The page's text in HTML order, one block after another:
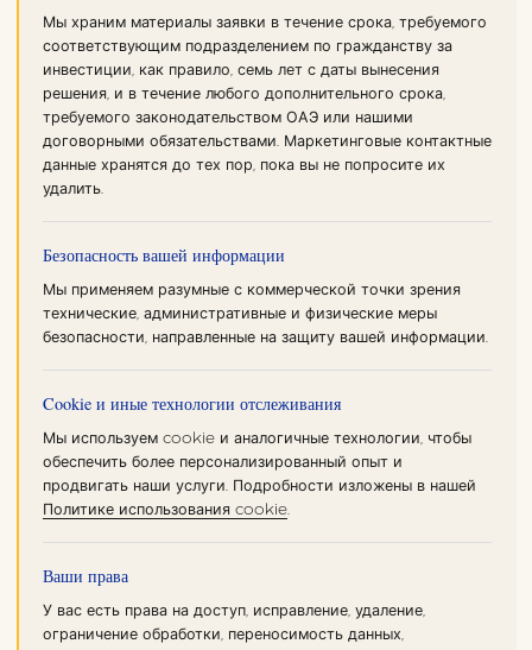
Мы храним материалы заявки в течение срока, требуемого
соответствующим подразделением по гражданству за
инвестиции, как правило, семь лет с даты вынесения
решения, и в течение любого дополнительного срока,
требуемого законодательством ОАЭ или нашими
договорными обязательствами. Маркетинговые контактные
данные хранятся до тех пор, пока вы не попросите их
удалить.
Безопасность вашей информации
Мы применяем разумные с коммерческой точки зрения
технические, административные и физические меры
безопасности, направленные на защиту вашей информации.
Cookie и иные технологии отслеживания
Мы используем cookie и аналогичные технологии, чтобы
обеспечить более персонализированный опыт и
продвигать наши услуги. Подробности изложены в нашей
Политике использования cookie.
Ваши права
У вас есть права на доступ, исправление, удаление,
ограничение обработки, переносимость данных,